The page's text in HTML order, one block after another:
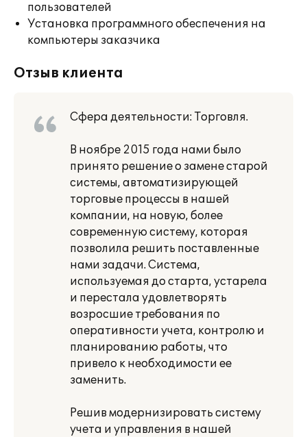
пользователей
Установка программного обеспечения на
компьютеры заказчика
Отзыв клиента
Сфера деятельности: Торговля.
В ноябре 2015 года нами было
принято решение о замене старой
системы, автоматизирующей
торговые процессы в нашей
компании, на новую, более
современную систему, которая
позволила решить поставленные
нами задачи. Система,
используемая до старта, устарела
и перестала удовлетворять
возросшие требования по
оперативности учета, контролю и
планированию работы, что
привело к необходимости ее
заменить.
Решив модернизировать систему
учета и управления в нашей